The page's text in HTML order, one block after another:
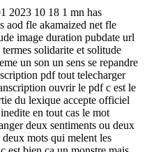
2023 10 18 1 mn has
aod fle akamaized net fle
image duration pubdate url
solidarite et solitude
un son un sens se repandre
pdf tout telecharger
ouvrir le pdf c est le
du lexique accepte officiel
en tout cas le mot
deux sentiments ou deux
mots qui melent les